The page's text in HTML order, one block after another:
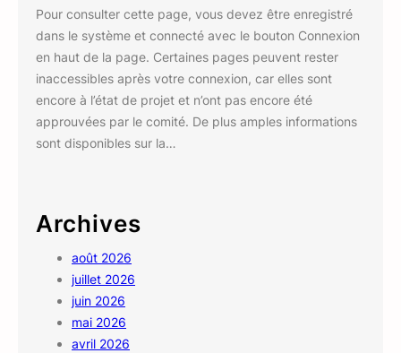
Pour consulter cette page, vous devez être enregistré
dans le système et connecté avec le bouton Connexion
en haut de la page. Certaines pages peuvent rester
inaccessibles après votre connexion, car elles sont
encore à l’état de projet et n’ont pas encore été
approuvées par le comité. De plus amples informations
sont disponibles sur la…
Archives
août 2026
juillet 2026
juin 2026
mai 2026
avril 2026